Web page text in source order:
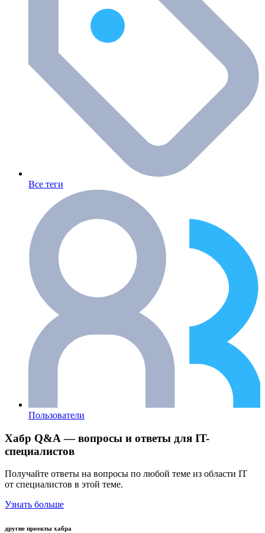
Все теги
Пользователи
Хабр Q&A — вопросы и ответы для IT-
специалистов
Получайте ответы на вопросы по любой теме из области IT
от специалистов в этой теме.
Узнать больше
другие проекты хабра